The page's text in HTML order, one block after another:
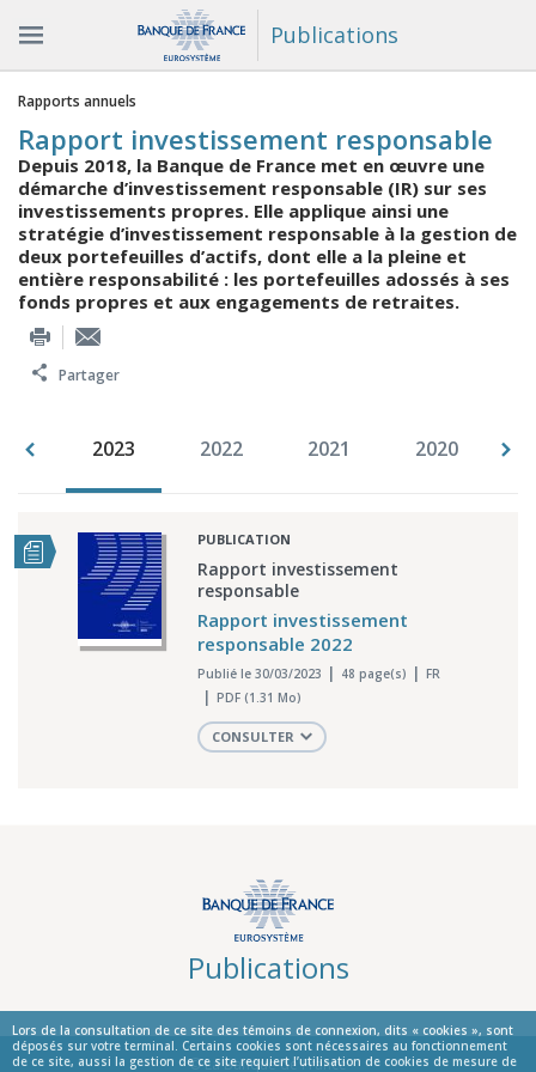
Lors de la consultation de ce site des témoins de connexion, dits « cookies », sont
déposés sur votre terminal. Certains cookies sont nécessaires au fonctionnement
de ce site, aussi la gestion de ce site requiert l’utilisation de cookies de mesure de
Publications
Vous êtes ici
Rapports annuels
Rapport investissement responsable
Depuis 2018, la Banque de France met en œuvre une
démarche d’investissement responsable (IR) sur ses
investissements propres. Elle applique ainsi une
stratégie d’investissement responsable à la gestion de
deux portefeuilles d’actifs, dont elle a la pleine et
entière responsabilité : les portefeuilles adossés à ses
fonds propres et aux engagements de retraites.
Partager
2023 2022 2021 2020
PUBLICATION
Rapport investissement
responsable
Rapport investissement
responsable 2022
Publié le 30/03/2023 48 page(s)
FR
PDF (1.31 Mo)
CONSULTER
Publications
© La Banque de France